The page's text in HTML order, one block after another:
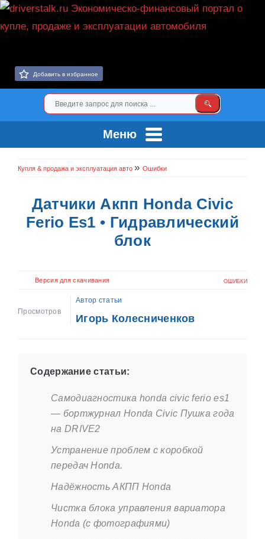
Добавить в избранное
Меню
Купля & продажа и эксплуатация авто » Ошибки
Датчики Акпп Honda Civic
Ferio Es1 • Гидравлический
блок
Версия для скачивания ОШИБКИ
Просмотров
Автор статьи
Игорь Колесниченков
Содержание статьи:
Самодиагностика honda civic ferio es1
— бортжурнал Honda Civic Пушка года
на DRIVE2
Устранение проблем с коробкой
передач Honda.
Надёжность АКПП Honda
Чистка блока управления вариатора
Honda (с фотографиями)